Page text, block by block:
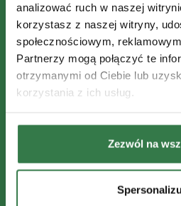
analizować ruch w naszej
korzystasz z naszej witryny,
społecznościowym,
Partnerzy mogą połączyć te
otrzymanymi od Ciebie lub
korzystania z ich usług.
Zezwól na